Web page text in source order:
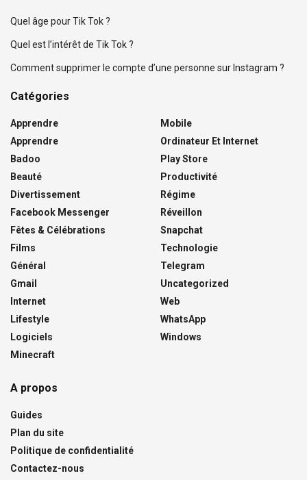
Quel âge pour Tik Tok ?
Quel est l’intérêt de Tik Tok ?
Comment supprimer le compte d’une personne sur Instagram ?
Catégories
Apprendre
Apprendre
Badoo
Beauté
Divertissement
Facebook Messenger
Fêtes & Célébrations
Films
Général
Gmail
Internet
Lifestyle
Logiciels
Minecraft
Mobile
Ordinateur Et Internet
Play Store
Productivité
Régime
Réveillon
Snapchat
Technologie
Telegram
Uncategorized
Web
WhatsApp
Windows
A propos
Guides
Plan du site
Politique de confidentialité
Contactez-nous